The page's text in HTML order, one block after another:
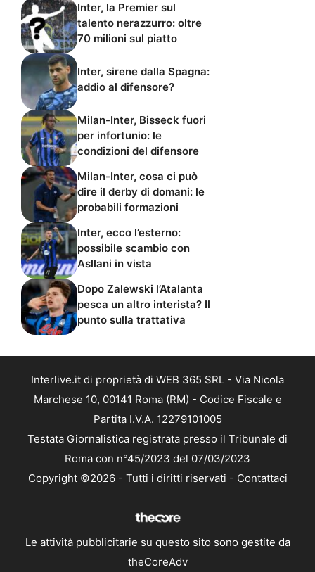
Inter, la Premier sul
talento nerazzurro: oltre
70 milioni sul piatto
Inter, sirene dalla Spagna:
addio al difensore?
Milan-Inter, Bisseck fuori
per infortunio: le
condizioni del difensore
Milan-Inter, cosa ci può
dire il derby di domani: le
probabili formazioni
Inter, ecco l’esterno:
possibile scambio con
Asllani in vista
Dopo Zalewski l’Atalanta
pesca un altro interista? Il
punto sulla trattativa
Interlive.it di proprietà di WEB 365 SRL - Via Nicola
Marchese 10, 00141 Roma (RM) - Codice Fiscale e
Partita I.V.A. 12279101005
Testata Giornalistica registrata presso il Tribunale di
Roma con n°45/2023 del 07/03/2023
Copyright ©2026 - Tutti i diritti riservati - Contattaci
Le attività pubblicitarie su questo sito sono gestite da
theCoreAdv